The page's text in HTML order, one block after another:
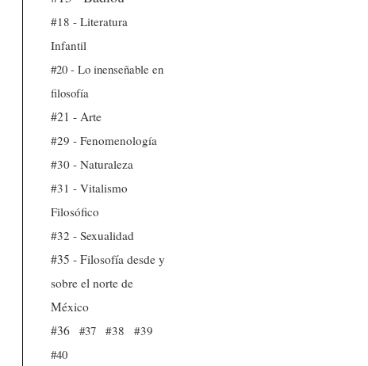
#18 - Literatura
Infantil
#20 - Lo inenseñable en
filosofía
#21 - Arte
#29 - Fenomenología
#30 - Naturaleza
#31 - Vitalismo
Filosófico
#32 - Sexualidad
#35 - Filosofía desde y
sobre el norte de
México
#36
#37 #38
#39
#40